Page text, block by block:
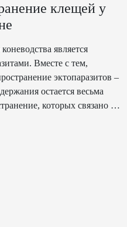
клещей у
является
Вместе с тем,
эктопаразитов –
остается весьма
которых связано с
всего наличие
характера их